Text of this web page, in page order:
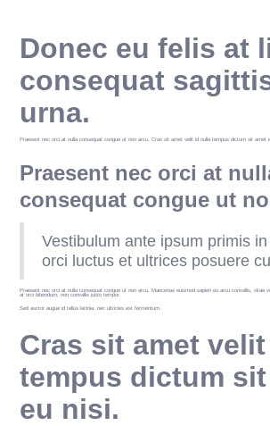
Donec eu felis at
consequat
urna.
Praesent nec orci at nulla consequat congue ut non arcu. Cras sit amet velit id nulla tempus dictum sit amet
Praesent nec orci at
consequat congue ut
Vestibulum ante ipsum primis
orci luctus et ultrices posuere
Praesent nec orci at nulla consequat congue ut non arcu. Maecenas euismod sapien eu arcu convallis, vitae
at orci bibendum, non convallis justo tempor.
Sed auctor augue id tellus lacinia, nec ultricies est fermentum.
Cras sit amet
tempus dictum
eu nisi.